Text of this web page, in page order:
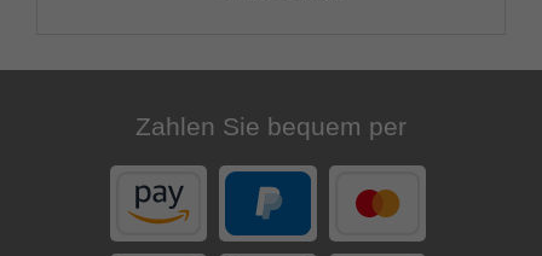
Zahlen Sie bequem per